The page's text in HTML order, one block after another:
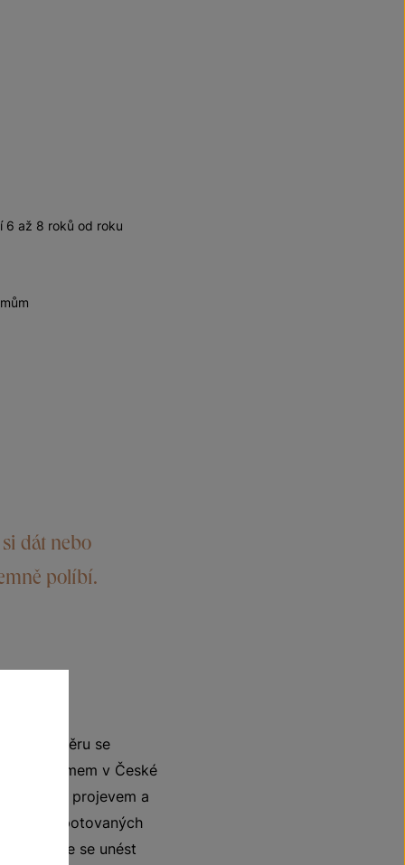
6 až 8 roků od roku
dát nebo
políbí.
výběru se
systémem v České
projevem a
kompotovaných
Nechte se unést